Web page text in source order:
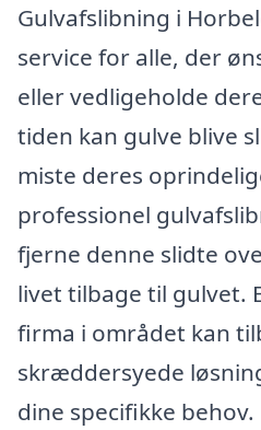
Gulvafslibning i
service for alle, der
eller vedligeholde
tiden kan gulve blive
miste deres
professionel
fjerne denne slidte
livet tilbage til gulvet.
firma i området kan
skræddersyede
dine specifikke behov.